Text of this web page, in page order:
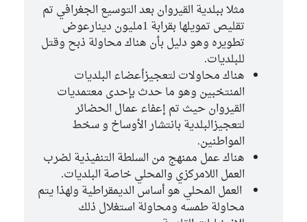
مثلا ببلدية القيروان بعد التوسيع الجغرافي تم
تقليص تمويلها بقرابة 1مليون دينارعوض
تطويره وهو دليل بأن هناك محاولة ذبح وقتل
للبلديات.
هناك محاولات لتعجيزأعضاء البلديات
المنتخبين وهو ما حدث بإحدى معتمديات
القيروان حيث تم إعفاء عمال الحضائر
لتعجيزالبلدية بانتشار الأوساخ و سخط
المواطنين.
هناك عمل ممنهج من السلطة التنفيذية لضرب
العمل اللامركزي والمحلي خاصة البلديات.
العمل المحلي هو أساس الديمقراطية ولهذا يتم
محاولة طمسه ومحاولة استغلال ذلك